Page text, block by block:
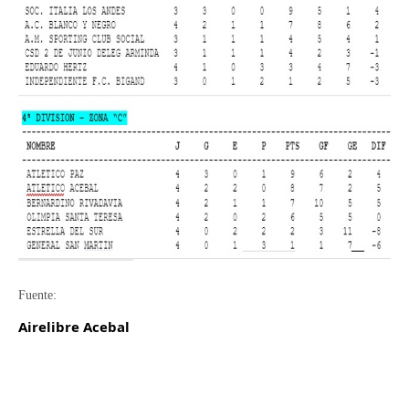
Fuente:
Airelibre Acebal